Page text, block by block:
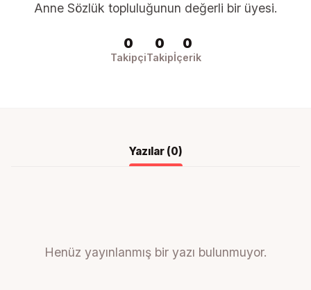
Anne Sözlük topluluğunun değerli bir üyesi.
0
Takipçi
0
Takip
0
İçerik
Yazılar (0)
Henüz yayınlanmış bir yazı bulunmuyor.